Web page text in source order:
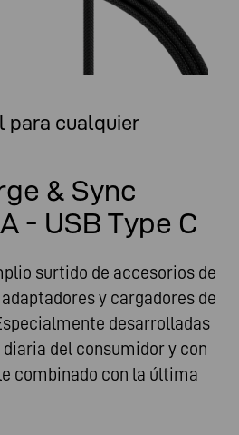
para cualquier
& Sync
- USB Type C
surtido de accesorios de
y cargadores de
desarrolladas
del consumidor y con
combinado con la última